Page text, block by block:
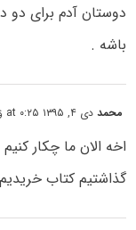
دوستان آدم برای دو
باشه .
محمددی ۴, ۱۳۹۵ at ۰:۲۵ ق٫ظ
اخه الان ما چکار
گذاشتیم کتاب